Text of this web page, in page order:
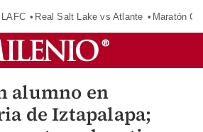
Real Salt Lake vs Atlante Maratón
alumno en
de Iztapalapa;